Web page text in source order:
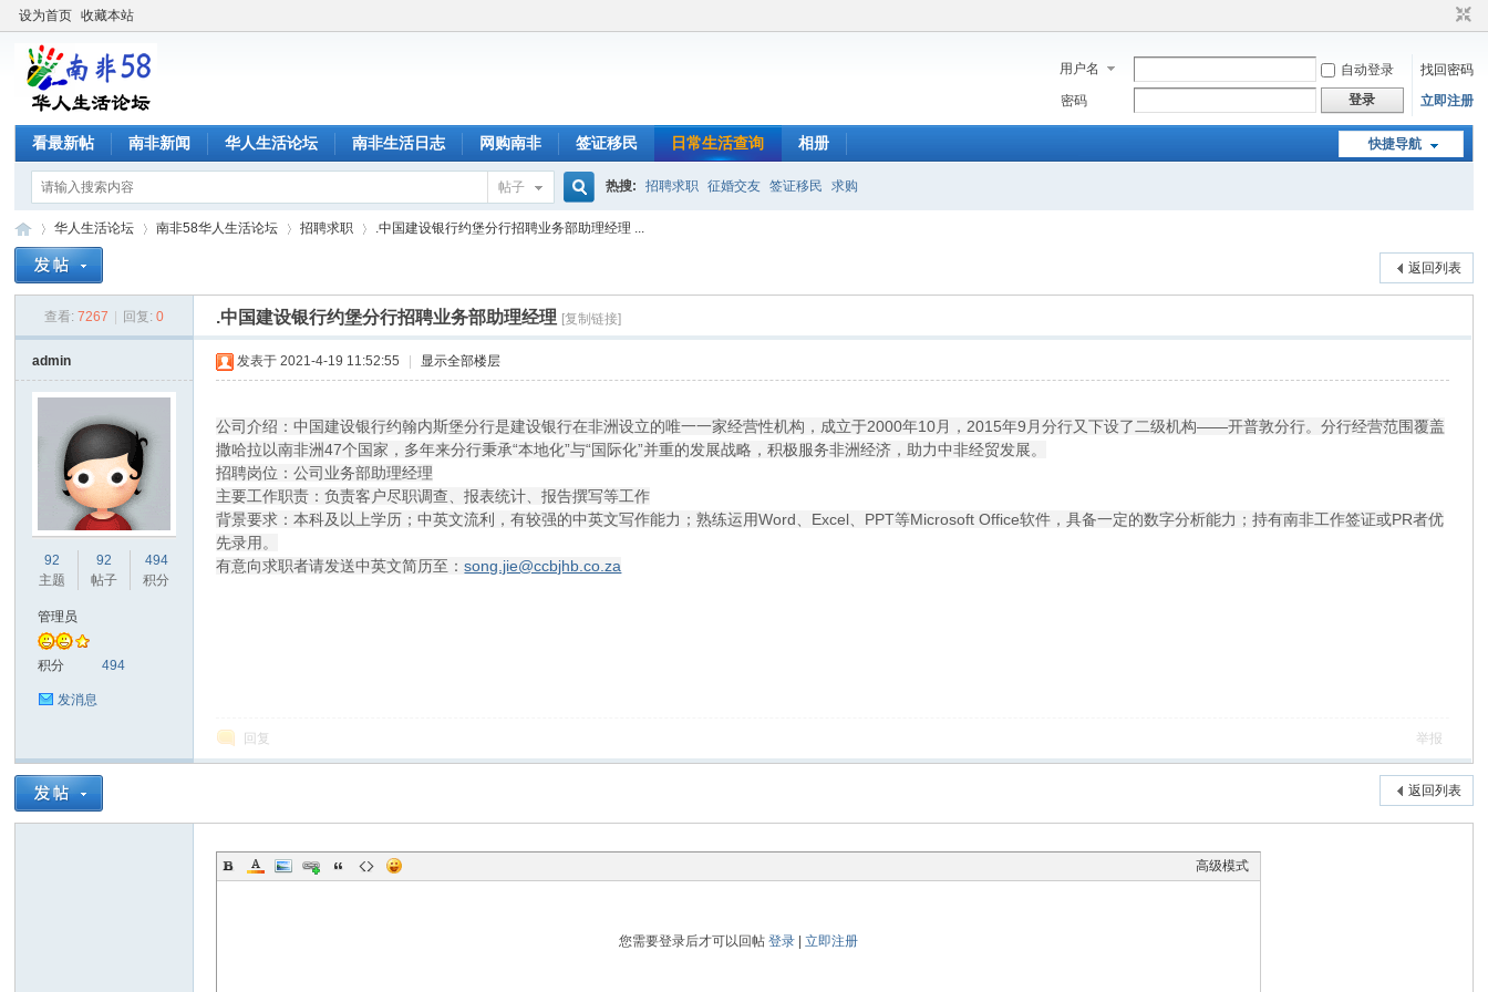
设为首页 收藏本站
用户名 自动登录
找回密码
密码
登录 立即注册
快捷导航
看最新帖 南非新闻 华人生活论坛 南非生活日志 网购南非 签证移民 日常生活查询 相册
帖子
搜
索
热搜: 招聘求职 征婚交友 签证移民 求购
58
华人生活论坛
›
南非58华人生活论坛
›
招聘求职
›
.中国建设银行约堡分行招聘业务部助理经理 ...
返回列表
查看: 7267 回复: 0 .中国建设银行约堡分行招聘业务部助理经理 [复制链接]
admin
92
主题
92
帖子
494
积分
管理员
积分 494
发消息
发表于 2021-4-19 11:52:55 显示全部楼层
公司介绍：中国建设银行约翰内斯堡分行是建设银行在非洲设立的唯一一家经营性机构，成立于2000年10月，2015年9月分行又下设了二级机构——开普敦分行。分行经营范围覆盖
撒哈拉以南非洲47个国家，多年来分行秉承“本地化”与“国际化”并重的发展战略，积极服务非洲经济，助力中非经贸发展。
招聘岗位：公司业务部助理经理
主要工作职责：负责客户尽职调查、报表统计、报告撰写等工作
背景要求：本科及以上学历；中英文流利，有较强的中英文写作能力；熟练运用Word、Excel、PPT等Microsoft Office软件，具备一定的数字分析能力；持有南非工作签证或PR者优
先录用。
有意向求职者请发送中英文简历至：song.jie@ccbjhb.co.za
回复 举报
返回列表
高级模式
您需要登录后才可以回帖登录 |立即注册